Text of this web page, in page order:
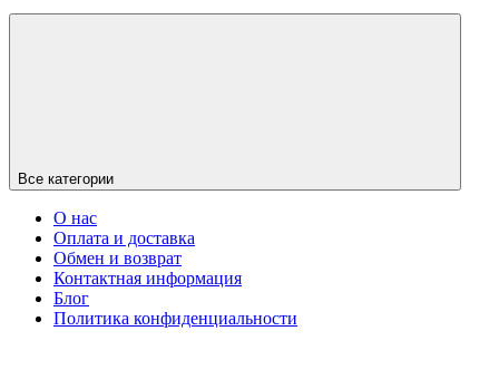
Все категории
О нас
Оплата и доставка
Обмен и возврат
Контактная информация
Блог
Политика конфиденциальности